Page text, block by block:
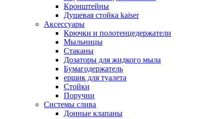
Кронштейны
Душевая стойка kaiser
Аксессуары
Крючки и полотенцедержатели
Мыльницы
Стаканы
Дозаторы для жидкого мыла
Бумагодержатель
ершик для туалета
Стойки
Поручни
Системы слива
Донные клапаны